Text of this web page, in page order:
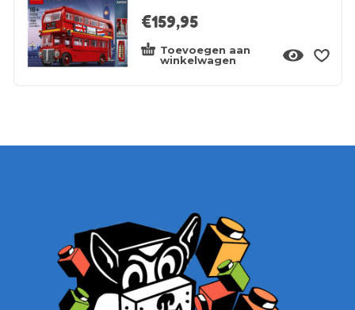
€159,95
Toevoegen aan
winkelwagen